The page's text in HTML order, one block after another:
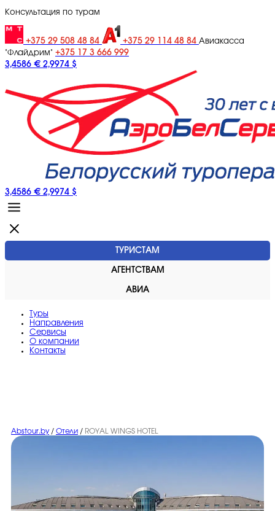
Консультация по турам
+375 29 508 48 84 +375 29 114 48 84 Авиакасса
"Флайдрим" +375 17 3 666 999
3,4586 € 2,9974 $
3,4586 € 2,9974 $
ТУРИСТАМ
АГЕНТСТВАМ
АВИА
Туры
Направления
Сервисы
O компании
Контакты
Abstour.by / Отели / ROYAL WINGS HOTEL